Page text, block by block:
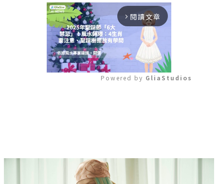
arrow_forward_ios 閱讀文章
Powered by GliaStudios